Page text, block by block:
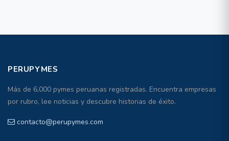
PERUPYMES
Más de 6,000 pymes peruanas registradas. Encuentra empresas
por rubro, lee noticias y descubre historias de éxito.
contacto@perupymes.com